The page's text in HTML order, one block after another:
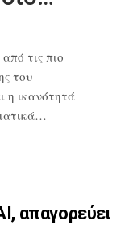
από τις πιο
του
η ικανότητά
απαγορεύει